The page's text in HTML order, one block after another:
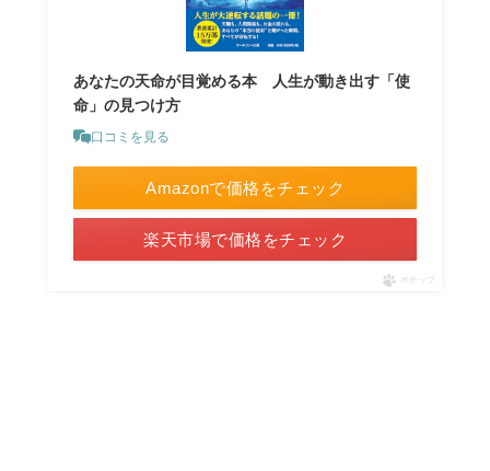
あなたの天命が目覚める本 人生が動き出す「使
命」の見つけ方
口コミを見る
Amazonで価格をチェック
楽天市場で価格をチェック
ポチップ